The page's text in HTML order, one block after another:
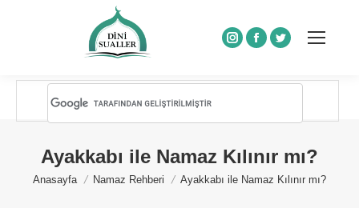
Instagram
Facebook
Twitter
Ayakkabı ile Namaz Kılınır mı?
You are here:
Anasayfa Namaz Rehberi Ayakkabı ile Namaz Kılınır mı?